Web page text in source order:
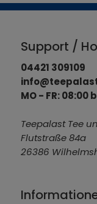
Support /
04421 309109
MO - FR: 08:00
Teepalast Tee
Flutstraße 84a
26386